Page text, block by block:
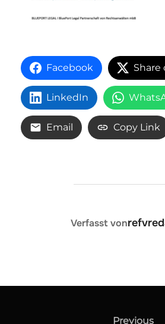
Facebook Share
LinkedIn
Email Copy Link
Verfasst von
Previous